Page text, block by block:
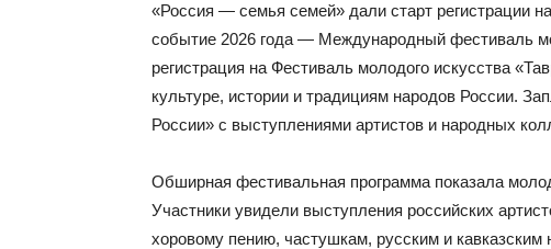
«Россия — семья семей» дали старт регистрации
событие 2026 года — Международный фестиваль
регистрация на Фестиваль молодого искусства
культуре, истории и традициям народов России.
России» с выступлениями артистов и народных
Обширная фестивальная программа показала
Участники увидели выступления российских
хоровому пению, частушкам, русским и